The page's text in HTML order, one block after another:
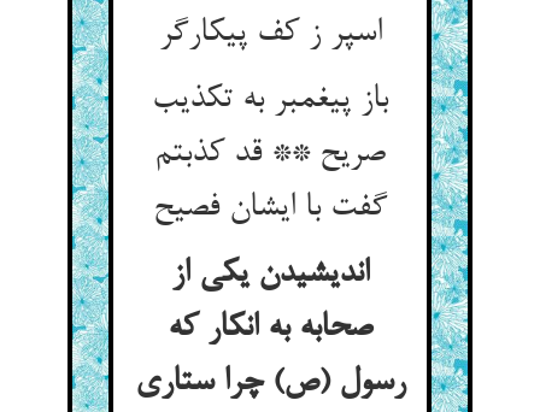
اسپر ز کف پیکارگر
باز پیغمبر به تکذیب
صریح ** قد کذبتم
گفت با ایشان فصیح‏
اندیشیدن یکی از
صحابه به انکار که
رسول (ص) چرا ستاری